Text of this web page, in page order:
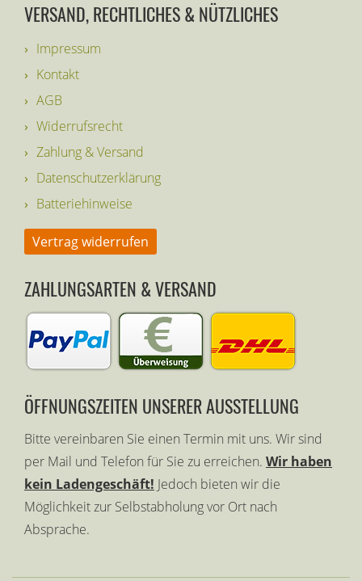
VERSAND, RECHTLICHES & NÜTZLICHES
Impressum
Kontakt
AGB
Widerrufsrecht
Zahlung & Versand
Datenschutzerklärung
Batteriehinweise
Vertrag widerrufen
ZAHLUNGSARTEN & VERSAND
ÖFFNUNGSZEITEN UNSERER AUSSTELLUNG
Bitte vereinbaren Sie einen Termin mit uns. Wir sind
per Mail und Telefon für Sie zu erreichen. Wir haben
kein Ladengeschäft! Jedoch bieten wir die
Möglichkeit zur Selbstabholung vor Ort nach
Absprache.